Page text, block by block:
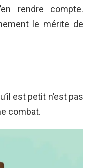
rendre compte.
le mérite de
est petit n’est pas
combat.